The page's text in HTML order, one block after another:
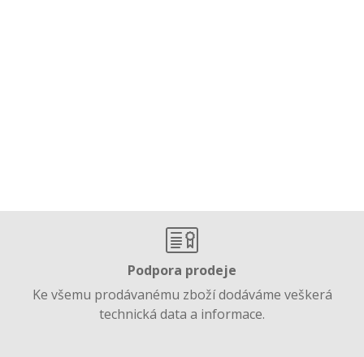
Podpora prodeje
Ke všemu prodávanému zboží dodáváme veškerá
technická data a informace.